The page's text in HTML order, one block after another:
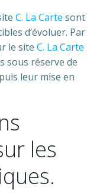
C. La Carte sont
d’évoluer. Par
le site C. La Carte
sous réserve de
leur mise en
les